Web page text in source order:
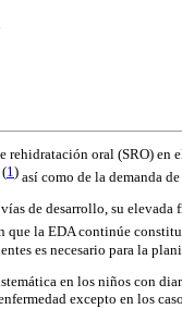
rehidratación oral (SRO) en
(1 ) así como de la demanda
de desarrollo, su
que la EDA continúe
es necesario para la
en los niños con
excepto en los